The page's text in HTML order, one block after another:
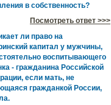
в собственность?
Посмотреть ответ >>>
ли право на
капитал у мужчины,
воспитывающего
- гражданина Российской
если мать, не
гражданкой России,